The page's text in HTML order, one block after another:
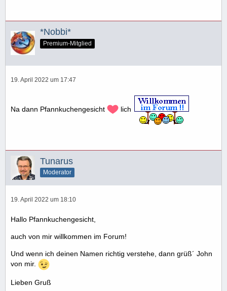
*Nobbi*
Premium-Mitglied
19. April 2022 um 17:47
Na dann Pfannkuchengesicht lich
Tunarus
Moderator
19. April 2022 um 18:10
Hallo Pfannkuchengesicht,
auch von mir willkommen im Forum!
Und wenn ich deinen Namen richtig verstehe, dann grüß´ John
von mir.
Lieben Gruß